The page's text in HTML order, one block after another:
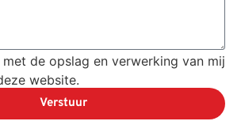
de opslag en verwerking van mij
website.
Verstuur